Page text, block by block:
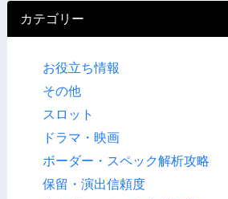
カテゴリー
お役立ち情報
その他
スロット
ドラマ・映画
ボーダー・スペック解析攻略
保留・演出信頼度